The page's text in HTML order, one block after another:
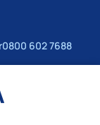
0800 602 7688